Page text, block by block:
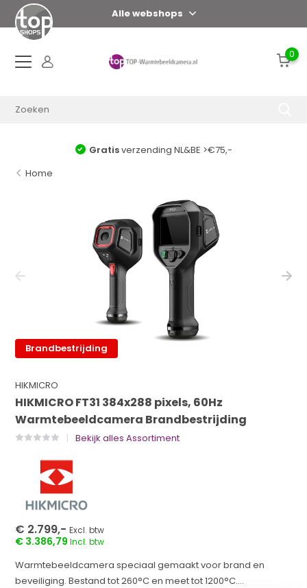
Alle webshops
0
Gratisverzending NL&BE >€75,-
Home
Brandbestrijding
HIKMICRO
HIKMICRO FT31 384x288 pixels, 60Hz
Warmtebeeldcamera Brandbestrijding
Bekijk alles Assortiment
€ 2.799,-Excl. btw
€ 3.386,79Incl. btw
Warmtebeeldcamera speciaal gemaakt voor brand en
beveiliging. Bestand tot 260°C en meet tot 1200°C....